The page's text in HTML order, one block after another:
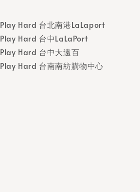
Play Hard 台北南港LaLaport
Play Hard 台中LaLaPort
Play Hard 台中大遠百
Play Hard 台南南紡購物中心